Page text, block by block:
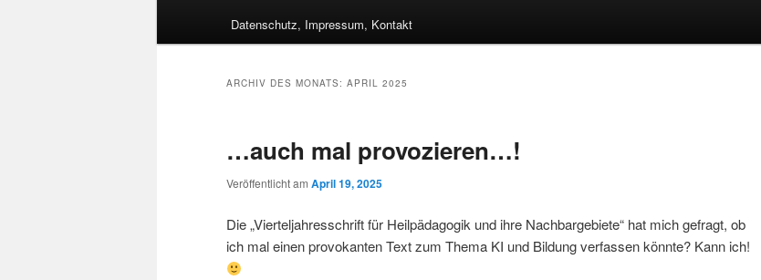
Datenschutz, Impressum, Kontakt
ARCHIV DES MONATS: APRIL 2025
…auch mal provozieren…!
Veröffentlicht am April 19, 2025
Die „Vierteljahresschrift für Heilpädagogik und ihre Nachbargebiete“ hat mich gefragt, ob
ich mal einen provokanten Text zum Thema KI und Bildung verfassen könnte? Kann ich!